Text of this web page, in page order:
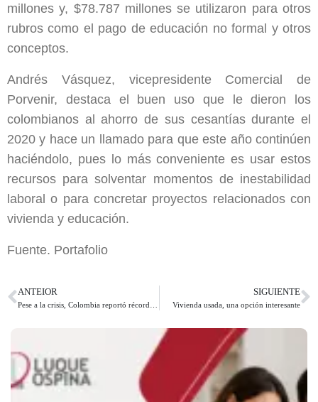
millones y, $78.787 millones se utilizaron para otros
rubros como el pago de educación no formal y otros
conceptos.
Andrés Vásquez, vicepresidente Comercial de
Porvenir, destaca el buen uso que le dieron los
colombianos al ahorro de sus cesantías durante el
2020 y hace un llamado para que este año continúen
haciéndolo, pues lo más conveniente es usar estos
recursos para solventar momentos de inestabilidad
laboral o para concretar proyectos relacionados con
vivienda y educación.
Fuente. Portafolio
ANTEIOR SIGUIENTE
Vivienda usada, una opción interesante